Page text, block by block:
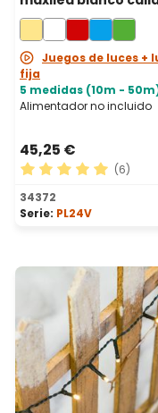
cable transparente,
prolongable
Juegos de luces +
fija
5 medidas (10m -
Alimentador no incluido
45,25 €
Calificación
(6)
34372
Serie: PL24V